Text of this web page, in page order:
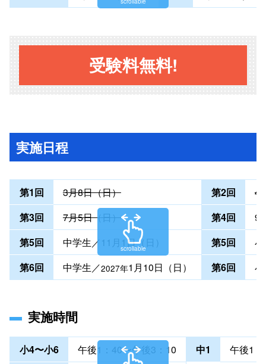
受験料無料!
実施日程
第1回 3月8日（日） 第2回
4
第3回
7月5日（日） 第4回
9
第5回
中学生／11月1日（日） 第5回
第6回
中学生／2027年1月10日（日） 第6回
scrollable
実施時間
小4〜小6 午後1：40〜午後3：10 中1
午後1